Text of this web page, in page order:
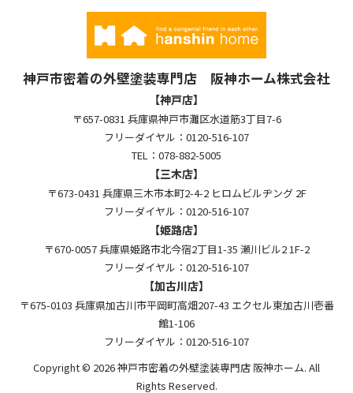
神戸市密着の外壁塗装専門店 阪神ホーム株式会社
【神戸店】
〒657-0831 兵庫県神戸市灘区水道筋3丁目7-6
フリーダイヤル：0120-516-107
TEL：078-882-5005
【三木店】
〒673-0431 兵庫県三木市本町2-4-2 ヒロムビルヂング 2F
フリーダイヤル：0120-516-107
【姫路店】
〒670-0057 兵庫県姫路市北今宿2丁目1-35 瀬川ビル2 1F-2
フリーダイヤル：0120-516-107
【加古川店】
〒675-0103 兵庫県加古川市平岡町高畑207-43 エクセル東加古川壱番
館1-106
フリーダイヤル：0120-516-107
Copyright © 2026 神戸市密着の外壁塗装専門店 阪神ホーム. All
Rights Reserved.